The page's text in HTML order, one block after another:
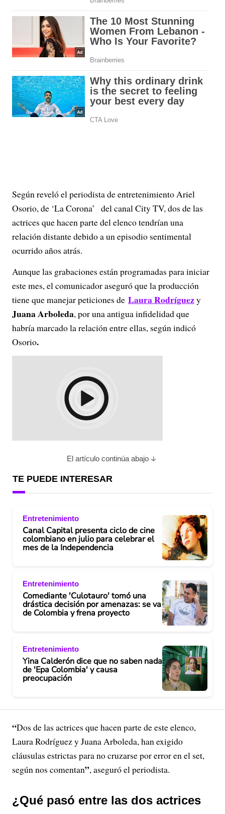
Según reveló el periodista de entretenimiento Ariel
Osorio, de ‘La Corona’ del canal City TV, dos de las
actrices que hacen parte del elenco tendrían una
relación distante debido a un episodio sentimental
ocurrido años atrás.
Aunque las grabaciones están programadas para iniciar
este mes, el comunicador aseguró que la producción
tiene que manejar peticiones de Laura Rodríguezy
Juana Arboleda, por una antigua infidelidad que
habría marcado la relación entre ellas, según indicó
Osorio.
El artículo continúa abajo
TE PUEDE INTERESAR
Entretenimiento
Canal Capital presenta ciclo de cine
colombiano en julio para celebrar el
mes de la Independencia
Entretenimiento
Comediante 'Culotauro' tomó una
drástica decisión por amenazas: se va
de Colombia y frena proyecto
Entretenimiento
Yina Calderón dice que no saben nada
de 'Epa Colombia' y causa
preocupación
“Dos de las actrices que hacen parte de este elenco,
Laura Rodríguez y Juana Arboleda, han exigido
cláusulas estrictas para no cruzarse por error en el set,
según nos comentan”, aseguró el periodista.
¿Qué pasó entre las dos actrices